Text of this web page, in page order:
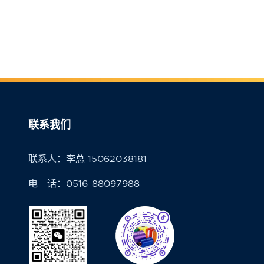
联系我们
联系人：李总 15062038181
电 话：0516-88097988